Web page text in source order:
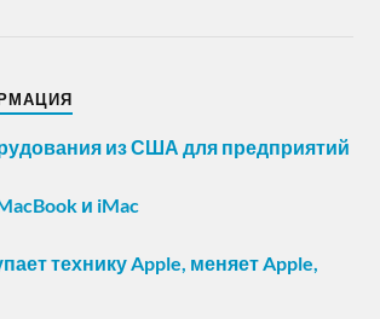
из США для предприятий
и iMac
технику Apple, меняет Apple,